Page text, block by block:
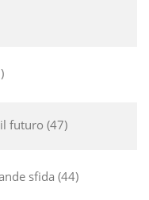
futuro 47
sfida 44